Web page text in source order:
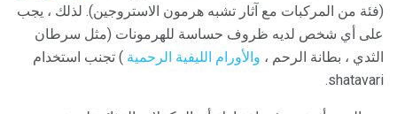
(فئة من المركبات مع آثار تشبه هرمون الاستروجين). لذلك ، يجب
على أي شخص لديه ظروف حساسة للهرمونات (مثل سرطان
الثدي ، بطانة الرحم ، والأورام الليفية الرحمية ) تجنب استخدام
shatavari.